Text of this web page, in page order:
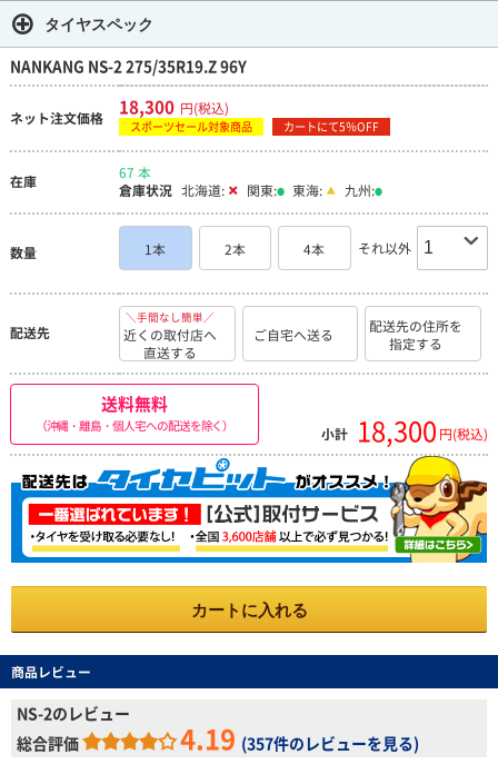
タイヤスペック
NANKANG NS-2 275/35R19.Z 96Y
ネット注文価格 18,300 円(税込)
スポーツセール対象商品 カートにて5％OFF
在庫
67 本
倉庫状況 北海道: 関東: 東海: 九州:
数量 1本 2本 4本 それ以外
配送先
＼手間なし簡単／
近くの取付店へ
直送する
ご自宅へ送る
配送先の住所を
指定する
送料無料
（沖縄・離島・個人宅への配送を除く） 小計 18,300 円(税込)
カートに入れる
商品レビュー
NS-2のレビュー
総合評価
4.19 (357件のレビューを見る)